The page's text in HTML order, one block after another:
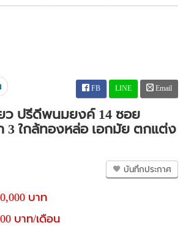
FB LINE Email
ยว ปรีดีพนมยงค์ 14 ซอย
3 ใกล้ทองหล่อ เอกมัย ตกแต่ง
บันทึกประกาศ
บาท
บาท/เดือน